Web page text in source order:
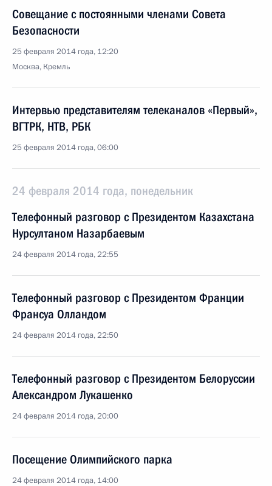
Совещание с постоянными членами Совета
Безопасности
25 февраля 2014 года, 12:20
Москва, Кремль
Интервью представителям телеканалов «Первый»,
ВГТРК, НТВ, РБК
25 февраля 2014 года, 06:00
24 февраля 2014 года, понедельник
Телефонный разговор с Президентом Казахстана
Нурсултаном Назарбаевым
24 февраля 2014 года, 22:55
Телефонный разговор с Президентом Франции
Франсуа Олландом
24 февраля 2014 года, 22:50
Телефонный разговор с Президентом Белоруссии
Александром Лукашенко
24 февраля 2014 года, 20:00
Посещение Олимпийского парка
24 февраля 2014 года, 14:00